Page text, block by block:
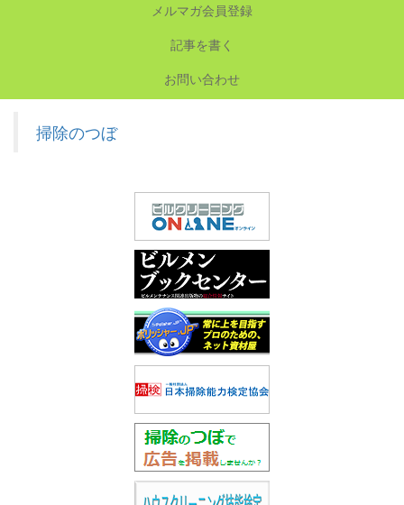
メルマガ会員登録
記事を書く
お問い合わせ
掃除のつぼ